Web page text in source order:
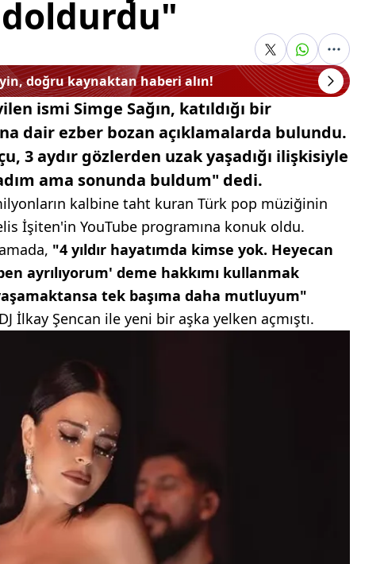
doğru kaynaktan haberi alın!
ismi Simge Sağın, katıldığı bir
dair ezber bozan açıklamalarda bulundu.
3 aydır gözlerden uzak yaşadığı ilişkisiyle
ama sonunda buldum" dedi.
kalbine taht kuran Türk pop müziğinin
İşiten'in YouTube programına konuk oldu.
"4 yıldır hayatımda kimse yok. Heyecan
ayrılıyorum' deme hakkımı kullanmak
tek başıma daha mutluyum"
İlkay Şencan ile yeni bir aşka yelken açmıştı.